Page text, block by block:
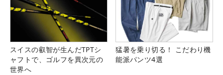
スイスの叡智が生んだTPTシ
ャフトで、ゴルフを異次元の
世界へ
猛暑を乗り切る！ こだわり機
能派パンツ4選